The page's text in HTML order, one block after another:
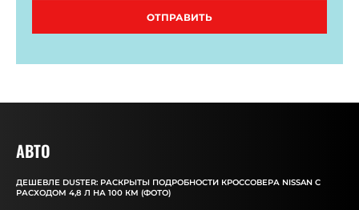
ОТПРАВИТЬ
АВТО
ДЕШЕВЛЕ DUSTER: РАСКРЫТЫ ПОДРОБНОСТИ КРОССОВЕРА NISSAN С
РАСХОДОМ 4,8 Л НА 100 КМ (ФОТО)